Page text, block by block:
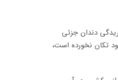
دندان جزئی
تکان نخورده است،